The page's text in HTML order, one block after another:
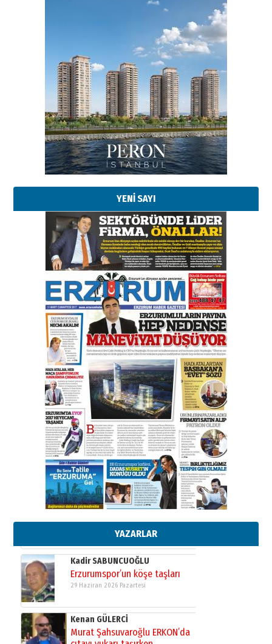
YENİ SAYI
YAZARLAR
Esat BİNDESEN
Başkan Sekmen’den Erzurum’a
bir vizyon proje daha!
02 Ağustos 2026 Pazar
Kadir SABUNCUOĞLU
Erzurumspor’un köşe taşları
29 Haziran 2026 Pazartesi
Kenan GÜLERCİ
Murat Şahsuvaroğlu ERKON’da
çıtayı yukarı taşırken,
yönetimdekiler aşağı
çekmemeli!
17 Şubat 2026 SalıOrhan BOZKURT
Bir fotoğraf, bir şehir, bir
gazeteci… Dizginler kimin
elinde?
31 Mart 2026 Salı
A. Berhan Yılmaz
BİR BÖLÜM DEĞİL, BİR ÖMÜR
SEÇİYORSUNUZ… “NEDEN
ATATÜRK ÜNİVERSİTESİ?”
28 Temmuz 2026 Salı
Ahmet Gökhan YAZICI
Ahmed Yesevi’den bir Alperen…
”Reisimiz” idi… Hakka yürüdü.!
26 Mart 2026 Perşembe
Cem Bakırcı
Ardında bıraktığı hatıralarıyla
gönül adamı Faruk Terzioğlu!
13 Mayıs 2026 Çarşamba
Esat BİNDESEN
Başkan Sekmen’den Erzurum’a
bir vizyon proje daha!
02 Ağustos 2026 Pazar
Kadir SABUNCUOĞLU
Erzurumspor’un köşe taşları
29 Haziran 2026 Pazartesi
Kenan GÜLERCİ
Murat Şahsuvaroğlu ERKON’da
çıtayı yukarı taşırken,